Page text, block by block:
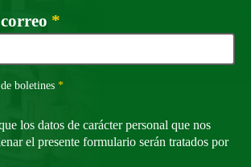
*
boletines *Campo obligatorio
los datos de carácter personal que nos
el presente formulario serán tratados por